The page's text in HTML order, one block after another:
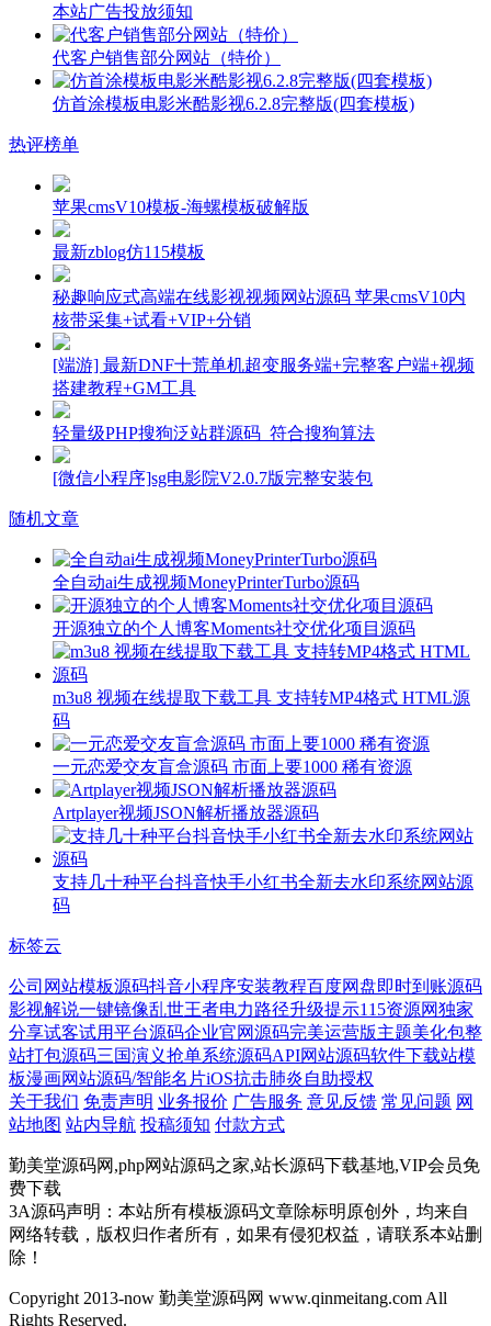
本站广告投放须知
代客户销售部分网站（特价）
仿首涂模板电影米酷影视6.2.8完整版(四套模板)
热评榜单
苹果cmsV10模板-海螺模板破解版
最新zblog仿115模板
秘趣响应式高端在线影视视频网站源码 苹果cmsV10内
核带采集+试看+VIP+分销
[端游] 最新DNF十荒单机超变服务端+完整客户端+视频
搭建教程+GM工具
轻量级PHP搜狗泛站群源码_符合搜狗算法
[微信小程序]sg电影院V2.0.7版完整安装包
随机文章
全自动ai生成视频MoneyPrinterTurbo源码
开源独立的个人博客Moments社交优化项目源码
m3u8 视频在线提取下载工具 支持转MP4格式 HTML源
码
一元恋爱交友盲盒源码 市面上要1000 稀有资源
Artplayer视频JSON解析播放器源码
支持几十种平台抖音快手小红书全新去水印系统网站源
码
标签云
公司网站模板源码抖音小程序安装教程百度网盘即时到账源码
影视解说一键镜像乱世王者电力路径升级提示115资源网独家
分享试客试用平台源码企业官网源码完美运营版主题美化包整
站打包源码三国演义抢单系统源码API网站源码软件下载站模
板漫画网站源码/智能名片iOS抗击肺炎自助授权
关于我们 免责声明 业务报价 广告服务 意见反馈 常见问题 网
站地图 站内导航 投稿须知 付款方式
勤美堂源码网,php网站源码之家,站长源码下载基地,VIP会员免
费下载
3A源码声明：本站所有模板源码文章除标明原创外，均来自
网络转载，版权归作者所有，如果有侵犯权益，请联系本站删
除！
Copyright 2013-now 勤美堂源码网 www.qinmeitang.com All
Rights Reserved.